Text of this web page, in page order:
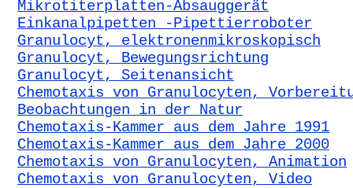
Mikrotiterplatten-Absauggerät
Einkanalpipetten -Pipettierroboter
Granulocyt, elektronenmikroskopisch
Granulocyt, Bewegungsrichtung
Granulocyt, Seitenansicht
Chemotaxis von Granulocyten,
Beobachtungen in der Natur
Chemotaxis-Kammer aus dem Jahre 1991
Chemotaxis-Kammer aus dem Jahre 2000
Chemotaxis von Granulocyten, Animation
Chemotaxis von Granulocyten, Video